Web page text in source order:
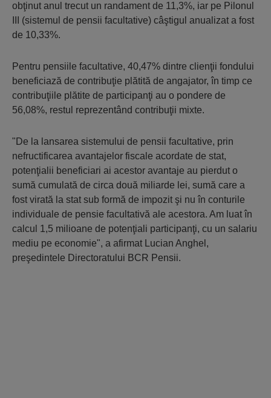
obţinut anul trecut un randament de 11,3%, iar pe Pilonul
III (sistemul de pensii facultative) câştigul anualizat a fost
de 10,33%.
Pentru pensiile facultative, 40,47% dintre clienţii fondului
beneficiază de contribuţie plătită de angajator, în timp ce
contribuţiile plătite de participanţi au o pondere de
56,08%, restul reprezentând contribuţii mixte.
"De la lansarea sistemului de pensii facultative, prin
nefructificarea avantajelor fiscale acordate de stat,
potenţialii beneficiari ai acestor avantaje au pierdut o
sumă cumulată de circa două miliarde lei, sumă care a
fost virată la stat sub formă de impozit şi nu în conturile
individuale de pensie facultativă ale acestora. Am luat în
calcul 1,5 milioane de potenţiali participanţi, cu un salariu
mediu pe economie", a afirmat Lucian Anghel,
preşedintele Directoratului BCR Pensii.